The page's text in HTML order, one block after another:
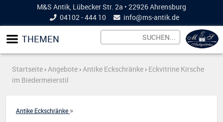
M&S Antik, Lübecker Str. 2a • 22926 Ahrensburg
04102 - 444 10
info@ms-antik.de
THEMEN
Startseite ›Angebote ›Antike Eckschränke › Eckvitrine Kirsche
im Biedermeierstil
Antike Eckschränke »